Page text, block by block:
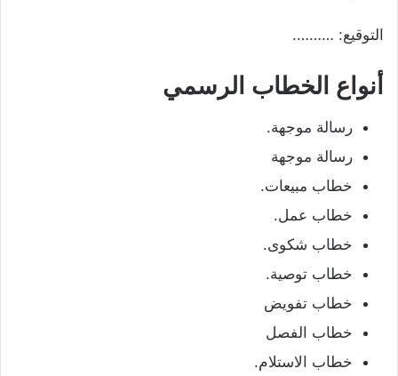
التوقيع: ……….
أنواع الخطاب الرسمي
رسالة موجهة.
رسالة موجهة
خطاب مبيعات.
خطاب عمل.
خطاب شكوى.
خطاب توصية.
خطاب تفويض
خطاب الفصل
خطاب الاستلام.